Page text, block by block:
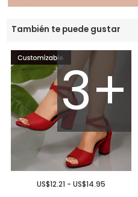
También te puede gustar
3+
US$12.21 - US$14.95